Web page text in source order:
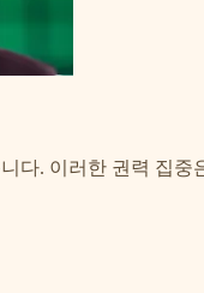
. 이러한 권력 집